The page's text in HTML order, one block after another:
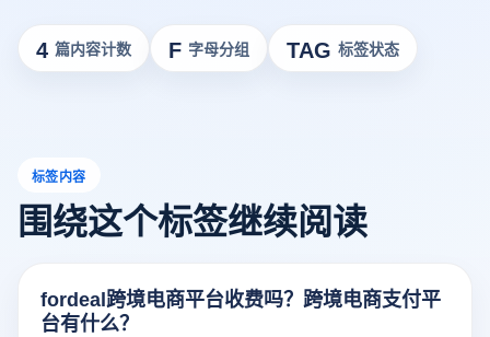
4 篇内容计数 F 字母分组 TAG 标签状态
标签内容
围绕这个标签继续阅读
fordeal跨境电商平台收费吗？跨境电商支付平
台有什么？